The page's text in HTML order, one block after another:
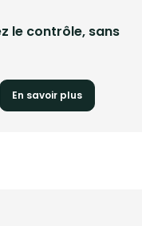
le contrôle, sans
En savoir plus